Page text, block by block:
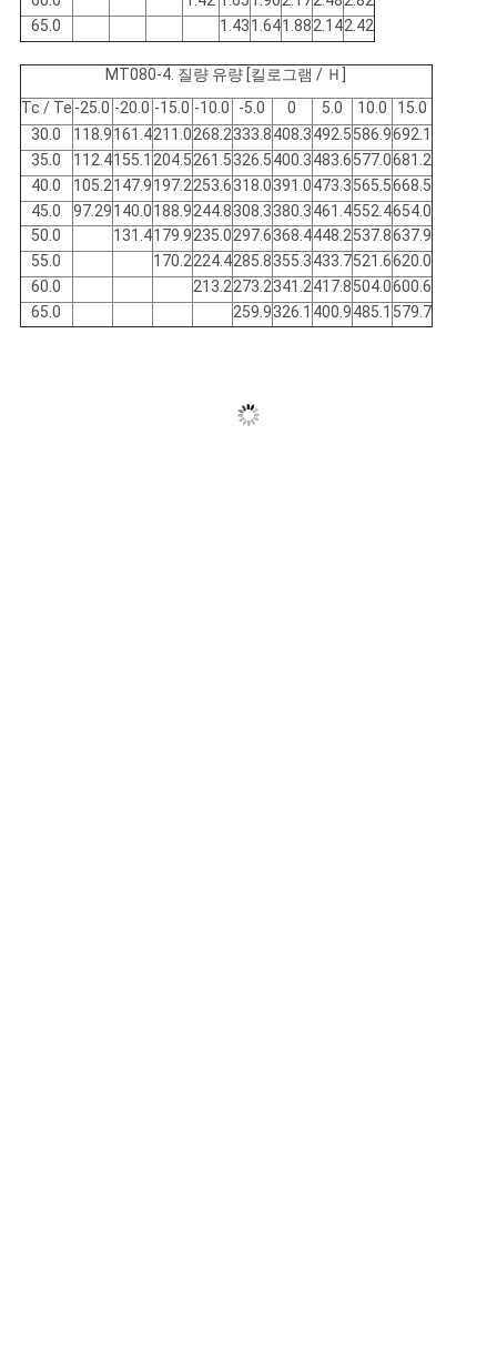
65.0
1.431.641.882.142.42
MT080-4. 질량 유량 [킬로그램 / Ｈ]
Tc / Te -25.0 -20.0 -15.0 -10.0 -5.0 0 5.0 10.0
15.0
30.0
118.9161.4211.0268.2333.8408.3492.5586.9692.1
35.0
112.4155.1 204.5261.5326.5400.3483.6577.0681.2
40.0
105.2147.9197.2253.6318.0391.0473.3565.5668.5
45.0
97.29140.0188.9244.8308.3380.3461.4552.4654.0
50.0
131.4179.9235.0297.6368.4448.2537.8637.9
55.0
170.2224.4285.8355.3433.7521.6620.0
60.0
213.2273.2341.2417.8504.0600.6
65.0
259.9326.1 400.9485.1 579.7